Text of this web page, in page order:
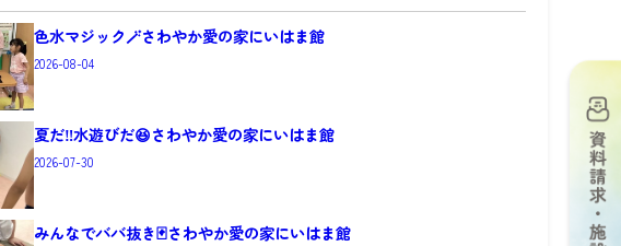
色水マジック🪄さわやか愛の家にいはま館
2026-08-04
夏だ‼️水遊びだ😆さわやか愛の家にいはま館
2026-07-30
みんなでババ抜き🃏さわやか愛の家にいはま館